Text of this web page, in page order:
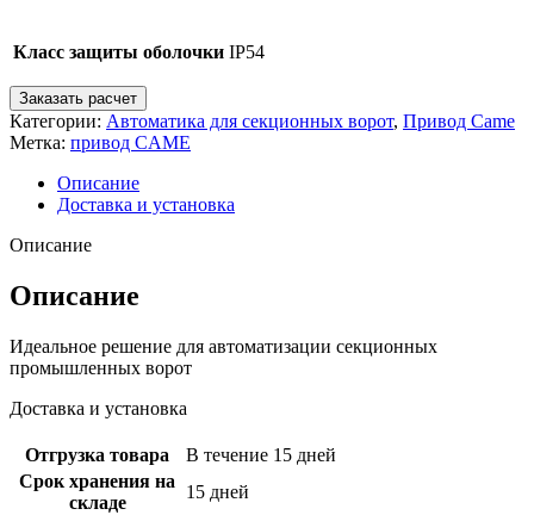
Класс защиты оболочки IP54
Заказать расчет
Категории: Автоматика для секционных ворот, Привод Came
Метка: привод CAME
Описание
Доставка и установка
Описание
Описание
Идеальное решение для автоматизации секционных
промышленных ворот
Доставка и установка
Отгрузка товара
В течение 15 дней
Срок хранения на
складе
15 дней